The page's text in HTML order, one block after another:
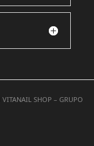
VITANAIL SHOP – GRUPO